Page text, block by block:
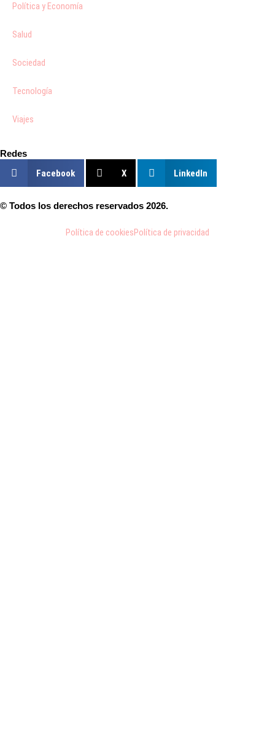
Política y Economía
Salud
Sociedad
Tecnología
Viajes
Redes
Facebook X LinkedIn
© Todos los derechos reservados 2026.
Política de cookiesPolítica de privacidad